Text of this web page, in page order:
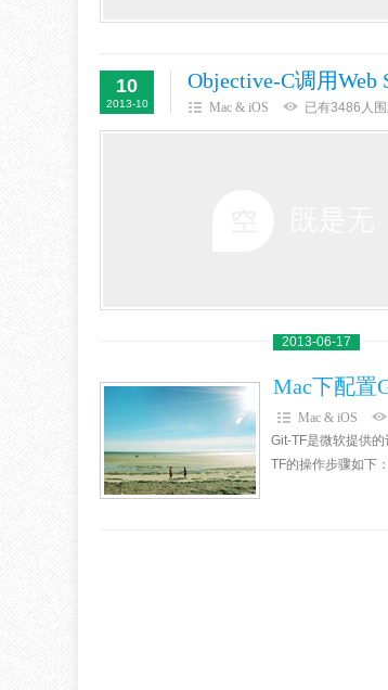
10
2013-10
Objective-C调用Web
Mac & iOS 已有3486人
2013-06-17
Mac下配置
Mac & iOS
Git-TF是微软提供
TF的操作步骤如下